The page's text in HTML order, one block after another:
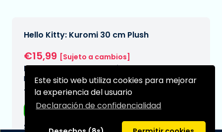
Este sitio web utiliza cookies para mejorar
la experiencia del usuario
Declaración de confidencialidad
Hello Kitty: Kuromi 30 cm Plush
€15,99 [Sujeto a cambios]
Fecha de entrega prevista:
N/A
Tipo:
Peluches
Serie: